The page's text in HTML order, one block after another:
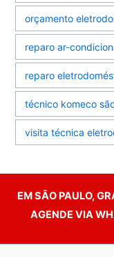
orçamento
reparo ar-
reparo
técnico komeco
visita técnica
EM SÃO PAULO,
AGENDE VIA